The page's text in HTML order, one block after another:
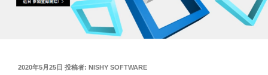
投
2020年5月25日 投稿者: NISHY SOFTWARE